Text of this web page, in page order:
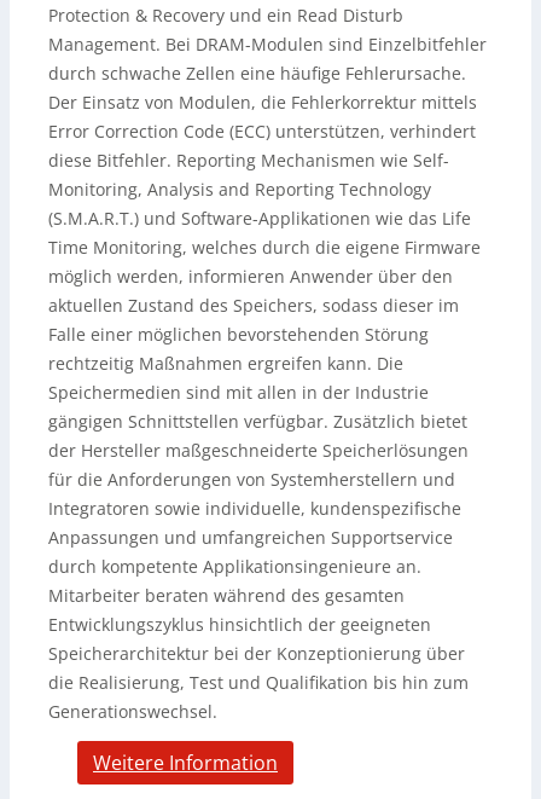
Protection & Recovery und ein Read Disturb
Management. Bei DRAM-Modulen sind Einzelbitfehler
durch schwache Zellen eine häufige Fehlerursache.
Der Einsatz von Modulen, die Fehlerkorrektur mittels
Error Correction Code (ECC) unterstützen, verhindert
diese Bitfehler. Reporting Mechanismen wie Self-
Monitoring, Analysis and Reporting Technology
(S.M.A.R.T.) und Software-Applikationen wie das Life
Time Monitoring, welches durch die eigene Firmware
möglich werden, informieren Anwender über den
aktuellen Zustand des Speichers, sodass dieser im
Falle einer möglichen bevorstehenden Störung
rechtzeitig Maßnahmen ergreifen kann. Die
Speichermedien sind mit allen in der Industrie
gängigen Schnittstellen verfügbar. Zusätzlich bietet
der Hersteller maßgeschneiderte Speicherlösungen
für die Anforderungen von Systemherstellern und
Integratoren sowie individuelle, kundenspezifische
Anpassungen und umfangreichen Supportservice
durch kompetente Applikationsingenieure an.
Mitarbeiter beraten während des gesamten
Entwicklungszyklus hinsichtlich der geeigneten
Speicherarchitektur bei der Konzeptionierung über
die Realisierung, Test und Qualifikation bis hin zum
Generationswechsel.
Weitere Information